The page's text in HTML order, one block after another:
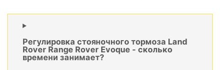
Регулировка стояночного тормоза Land
Rover Range Rover Evoque - сколько
времени занимает?